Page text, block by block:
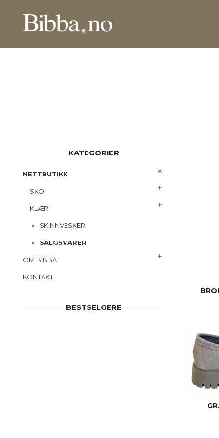
innholdet
PRODUKTER
KATEGORIER
NETTBUTIKK
SKO
KLÆR
SKINNVESKER
SALGSVARER
OM BIBBA
KONTAKT
BESTSELGERE